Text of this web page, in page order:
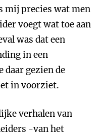
mij precies wat men
voegt wat toe aan
was dat een
in een
gezien de
in voorziet.
verhalen van
-van het